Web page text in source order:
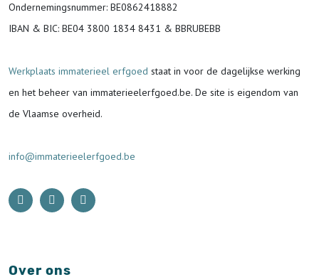
Ondernemingsnummer: BE0862418882
IBAN & BIC: BE04 3800 1834 8431 & BBRUBEBB
Werkplaats immaterieel erfgoed staat in voor de dagelijkse werking
en het beheer van immaterieelerfgoed.be. De site is eigendom van
de Vlaamse overheid.
info@immaterieelerfgoed.be
Over ons